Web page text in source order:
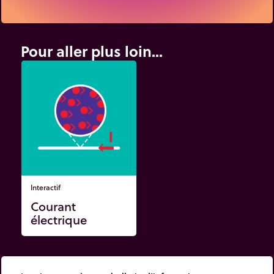
Pour aller plus loin...
Interactif
Courant
électrique